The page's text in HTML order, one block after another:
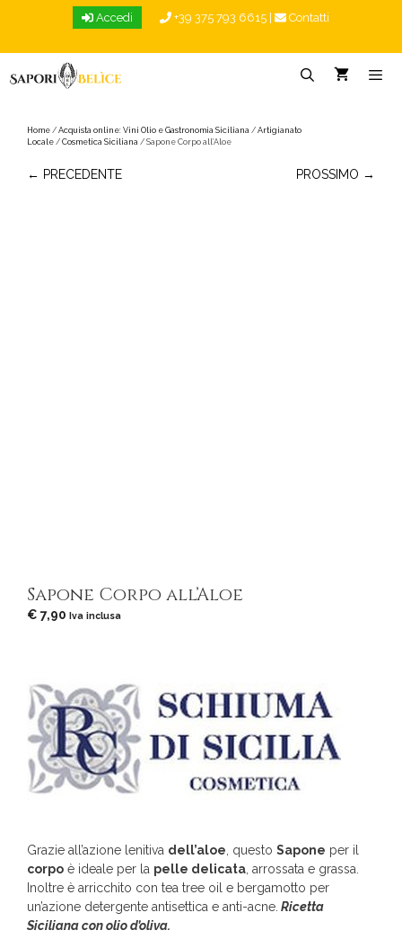
Accedi +39 375 793 6615 Contatti
Home / Acquista online: Vini Olio e Gastronomia Siciliana / Artigianato
Locale / Cosmetica Siciliana / Sapone Corpo all’Aloe
← PRECEDENTE PROSSIMO →
Sapone Corpo all’Aloe
€ 7,90 Iva inclusa
Grazie all’azione lenitiva dell’aloe , questo Sapone per il
corpo è ideale per la pelle delicata , arrossata e grassa.
Inoltre è arricchito con tea tree oil e bergamotto per
un’azione detergente antisettica e anti-acne. Ricetta
Siciliana con olio d’oliva.